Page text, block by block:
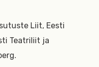
Liit, Eesti
Teatriliit ja